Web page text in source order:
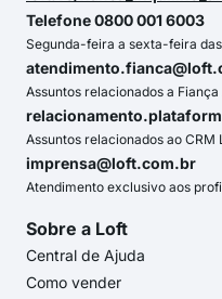
Telefone 0800 001 6003
Segunda-feira a sexta-feira
Assuntos relacionados a Fiança
Assuntos relacionados ao CRM
imprensa@loft.com.br
Atendimento exclusivo aos
Sobre a Loft
Central de Ajuda
Como vender